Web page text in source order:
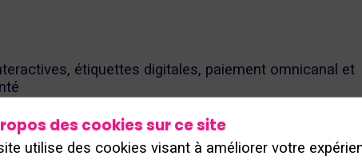
étiquettes digitales, paiement omnicanal et
des cookies sur ce site
utilise des cookies visant à améliorer votre